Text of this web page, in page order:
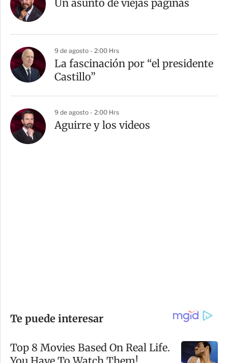
Un asunto de viejas páginas
9 de agosto - 2:00 Hrs
La fascinación por “el presidente
Castillo”
9 de agosto - 2:00 Hrs
Aguirre y los videos